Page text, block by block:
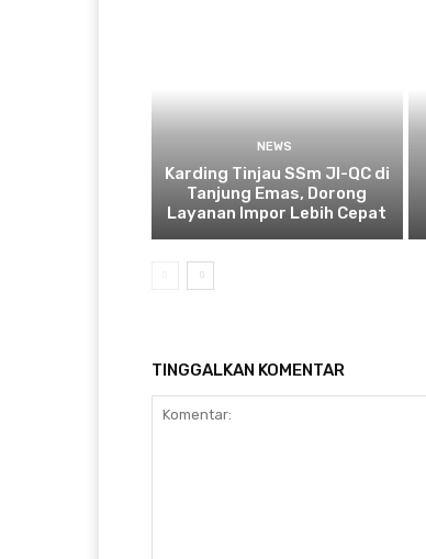
NEWS
Karding Tinjau SSm JI-QC di
Tanjung Emas, Dorong
Layanan Impor Lebih Cepat
TINGGALKAN KOMENTAR